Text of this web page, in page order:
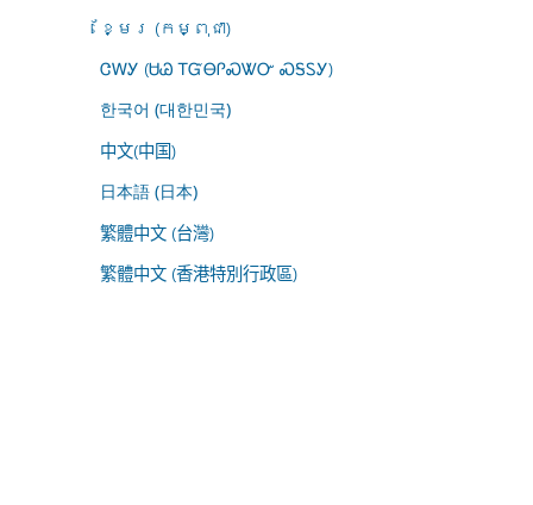
ខ្មែរ (កម្ពុជា)
ᏣᎳᎩ (ᏌᏊ ᎢᏳᎾᎵᏍᏔᏅ ᏍᎦᏚᎩ)
한국어 (대한민국)
中文(中国)
日本語 (日本)
繁體中文 (台灣)
繁體中文 (香港特別行政區)